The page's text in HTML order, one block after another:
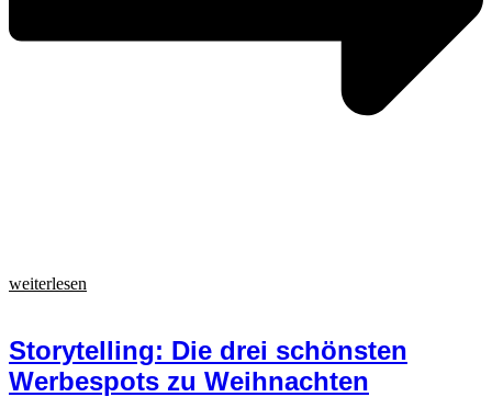
weiterlesen
Storytelling: Die drei schönsten
Werbespots zu Weihnachten